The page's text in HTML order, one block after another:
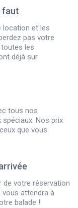
faut
location et les
pas votre
les
déjà sur
tous nos
Nos prix
que vous
votre réservation
vous attendra à
balade !